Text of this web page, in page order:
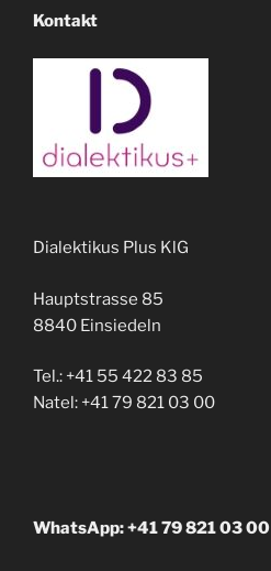
Kontakt
Dialektikus Plus KlG
Hauptstrasse 85
8840 Einsiedeln
Tel.: +41 55 422 83 85
Natel: +41 79 821 03 00
WhatsApp: +41 79 821 03 00